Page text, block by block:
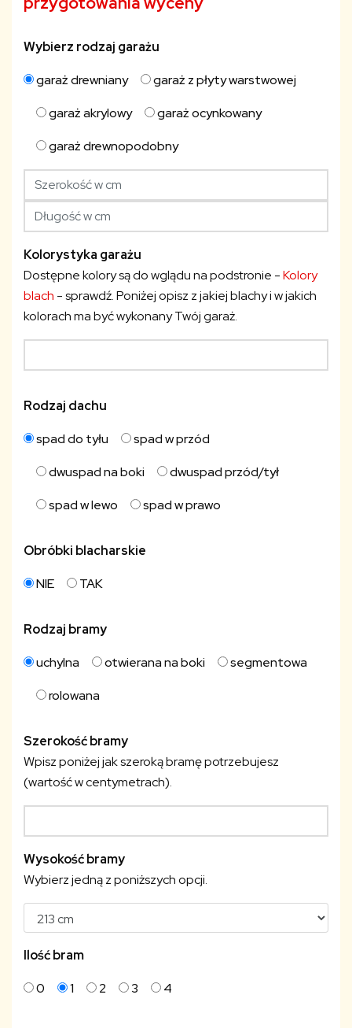
Wybierz rodzaj garażu
garaż drewniany
garaż z płyty warstwowej
garaż akrylowy
garaż ocynkowany
garaż drewnopodobny
Kolorystyka garażu
Dostępne kolory są do wglądu na podstronie -Kolory
blach - sprawdź. Poniżej opisz z jakiej blachy i w jakich
kolorach ma być wykonany Twój garaż.
Rodzaj dachu
spad do tyłu
spad w przód
dwuspad na boki
dwuspad przód/tył
spad w lewo
spad w prawo
Obróbki blacharskie
NIE
TAK
Rodzaj bramy
uchylna
otwierana na boki
segmentowa
rolowana
Szerokość bramy
Wpisz poniżej jak szeroką bramę potrzebujesz
(wartość w centymetrach).
Wysokość bramy
Wybierz jedną z poniższych opcji.
Ilość bram
0
1 2 3 4